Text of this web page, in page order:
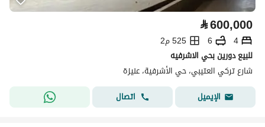
⃁600,000
4
6
525 م2
للبيع دورين بحي الاشرفيه
شارع تركي العتيبي، حي الأشرفية، عنيزة
الإيميل
اتصال